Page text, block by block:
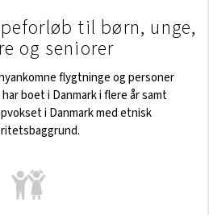
til børn, unge,
og seniorer
flygtninge og personer
boet i Danmark i flere år samt
i Danmark med etnisk